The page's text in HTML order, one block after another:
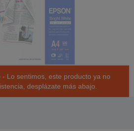
Lo sentimos, este producto ya no
desplázate más abajo.